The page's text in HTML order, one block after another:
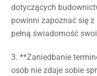
dotyczących
powinni zapoznać się z
pełną świadomość
3. **Zaniedbanie
osób nie zdaje sobie